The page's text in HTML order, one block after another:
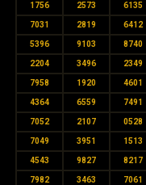
1756 2573 6135
7031 2819 6412
5396 9103 8740
2204 3496 2349
7958 1920 4601
4364 6559 7491
7052 2107 0528
7049 3951 1513
4543 9827 8217
7982 3463 7061